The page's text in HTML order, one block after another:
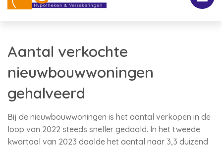
Aantal verkochte
nieuwbouwwoningen
gehalveerd
Bij de nieuwbouwwoningen is het aantal verkopen in de
loop van 2022 steeds sneller gedaald. In het tweede
kwartaal van 2023 daalde het aantal naar 3,3 duizend